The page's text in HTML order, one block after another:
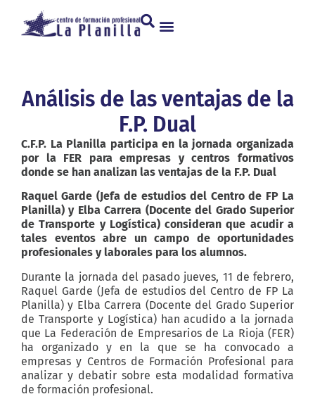
Análisis de las ventajas de la
F.P. Dual
C.F.P. La Planilla participa en la jornada organizada
por la FER para empresas y centros formativos
donde se han analizan las ventajas de la F.P. Dual
Raquel Garde (Jefa de estudios del Centro de FP La
Planilla) y Elba Carrera (Docente del Grado Superior
de Transporte y Logística) consideran que acudir a
tales eventos abre un campo de oportunidades
profesionales y laborales para los alumnos.
Durante la jornada del pasado jueves, 11 de febrero,
Raquel Garde (Jefa de estudios del Centro de FP La
Planilla) y Elba Carrera (Docente del Grado Superior
de Transporte y Logística) han acudido a la jornada
que La Federación de Empresarios de La Rioja (FER)
ha organizado y en la que se ha convocado a
empresas y Centros de Formación Profesional para
analizar y debatir sobre esta modalidad formativa
de formación profesional.